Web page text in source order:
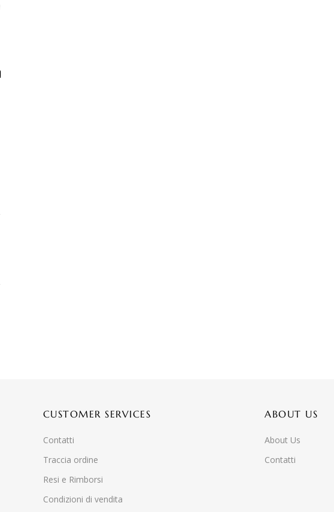
CUSTOMER SERVICES
Contatti
Traccia ordine
Resi e Rimborsi
Condizioni di vendita
ABOUT US
About Us
Contatti